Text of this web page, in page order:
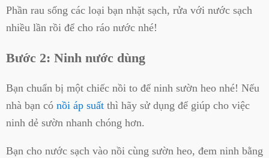
Phần rau sống các loại bạn nhặt sạch, rửa với nước sạch
nhiều lần rồi để cho ráo nước nhé!
Bước 2: Ninh nước dùng
Bạn chuẩn bị một chiếc nồi to để ninh sườn heo nhé! Nếu
nhà bạn có nồi áp suất thì hãy sử dụng để giúp cho việc
ninh dẻ sườn nhanh chóng hơn.
Bạn cho nước sạch vào nồi cùng sườn heo, đem ninh bằng